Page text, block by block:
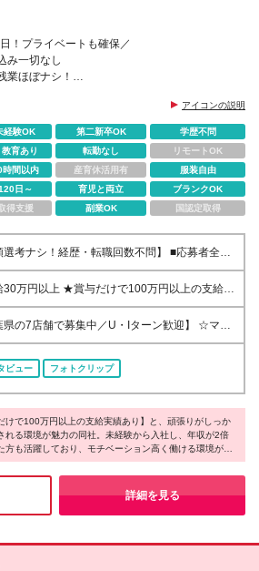
！プライベートも確保／
み一切なし
ほぼナシ！
がなくても安心
アイコンの説明
経験OK 第二新卒OK
学歴不問
育あり 転勤なし
リモートOK
時間以内 産育休活用有
服装自由
日～ 育児と両立
ブランクOK
得支援 副業OK 国認定取得
選考ナシ！経歴・転職回数不問】 ■応募者全員
■完全未経験OK ■第二新卒・ブランクOK ■経
問 ■20代～30代活躍中！ ＊＊＊こんな方
を充実させたい方 □買取査定にチャレンジして
方 □働きやすさも大切にしたい方 □フレッシュ
万円以上 ★賞与だけで100万円以上の支給実
年で年収800万円のメンバー在籍 ★インセン
月20万円獲得した実績も 月給30万円～50万
営業手当5万円／月が含まれます ※経験・能
県の7店舗で募集中／U・Iターン歓迎】 ☆マイ
勤OK・駐車場完備 ☆2026年に新オープン店舗
本社、もしくは以下店舗での勤務
葉県印旛郡酒々井町本佐倉
台
ルエツ新志津店】 千葉県佐倉市
】 千葉県千葉市中央区中央
千葉県
西2-13-3 【京成習志野駅前店】 千葉
志野台四丁目1番6号 【KEIHOKUスーパー
】★9月出店予定 千葉県柏市布施新町1-4-4 ※
伴う転勤なし ※7店舗間での異動の可能性があ
ビュー フォトクリップ
けで100万円以上の支給実績あり】と、頑張りがしっか
れる環境が魅力の同社。未経験から入社し、年収が2倍
方も活躍しており、モチベーション高く働ける環境が魅
待遇面だけでなく、【残業ほぼナシ】【実働7時間】と
さも整っています。店舗拡大に伴い店長としてのキャリ
用意されており、収入もキャリアもワークライフバラン
が揃った環境で、長期的に活躍できると感じました！
詳細を見る